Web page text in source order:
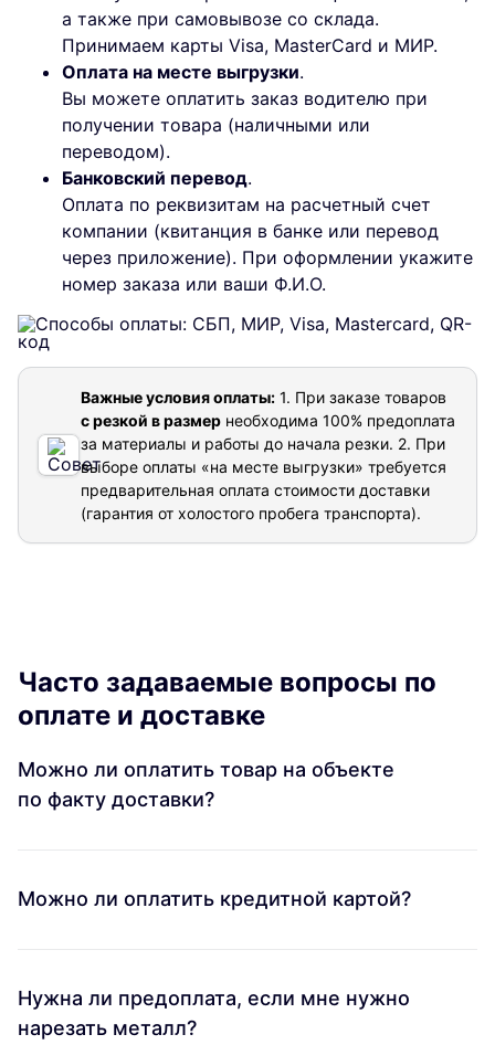
а также при самовывозе со склада.
Принимаем карты Visa, MasterCard и МИР.
Оплата на месте выгрузки.
Вы можете оплатить заказ водителю при
получении товара (наличными или
переводом).
Банковский перевод.
Оплата по реквизитам на расчетный счет
компании (квитанция в банке или перевод
через приложение). При оформлении укажите
номер заказа или ваши Ф.И.О.
Важные условия оплаты: 1. При заказе товаров
с резкой в размер необходима 100% предоплата
за материалы и работы до начала резки. 2. При
выборе оплаты «на месте выгрузки» требуется
предварительная оплата стоимости доставки
(гарантия от холостого пробега транспорта).
Часто задаваемые вопросы по
оплате и доставке
Можно ли оплатить товар на объекте
по факту доставки?
Можно ли оплатить кредитной картой?
Нужна ли предоплата, если мне нужно
нарезать металл?